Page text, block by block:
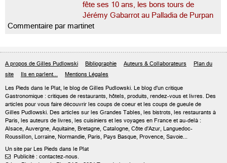
fête ses 10 ans, les bons tours de
Jérémy Gabarrot au Palladia de Purpan
Commentaire par martinet
A propos de Gilles Pudlowski Bibliographie Auteurs & Collaborateurs
Plan du
site
Ils en parlent... Mentions Légales
Les Pieds dans le Plat, le blog de Gilles Pudlowski. Le blog d'un critique
Gastronomique : critiques de restaurants, hôtels, produits, rendez-vous et livres. Des
articles pour vous faire découvrir les coups de coeur et les coups de gueule de
Gilles Pudlowski. Des articles sur les Grandes Tables, les bistrots, les restaurants à
Paris, les auteurs de livres, les cuisiniers et les voyages en France et au-delà :
Alsace, Auvergne, Aquitaine, Bretagne, Catalogne, Côte d'Azur, Languedoc-
Roussillon, Lorraine, Normandie, Paris, Pays Basque, Provence, Savoie...
Un site par Les Pieds dans le Plat
 Publicité : contactez-nous.